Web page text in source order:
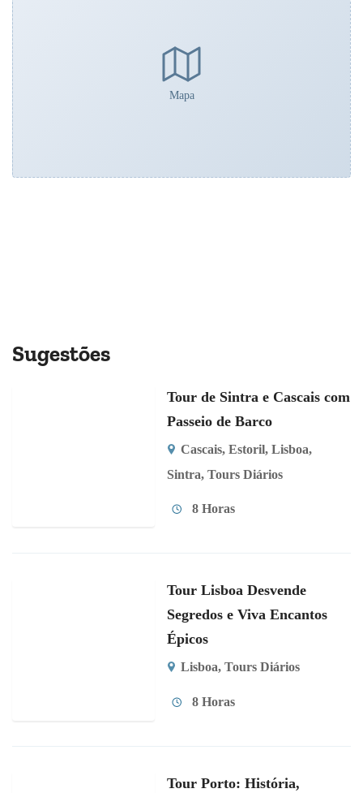
Mapa
Sugestões
Tour de Sintra e Cascais com
Passeio de Barco
Cascais, Estoril, Lisboa,
Sintra, Tours Diários
8 Horas
Tour Lisboa Desvende
Segredos e Viva Encantos
Épicos
Lisboa, Tours Diários
8 Horas
Tour Porto: História,